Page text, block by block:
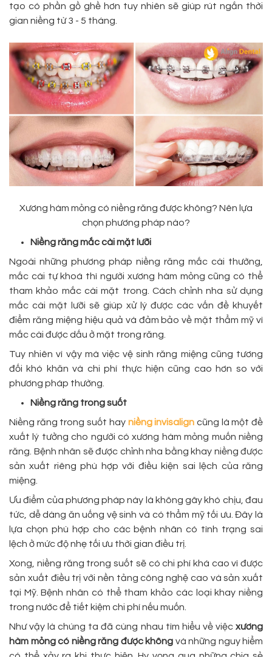
tạo có phần gồ ghề hơn tuy nhiên sẽ giúp rút ngắn thời
gian niềng từ 3 - 5 tháng.
Xương hàm mỏng có niềng răng được không? Nên lựa
chọn phương pháp nào?
Niềng răng mắc cài mặt lưỡi
Ngoài những phương pháp niềng răng mắc cài thường,
mắc cài tự khoá thì người xương hàm mỏng cũng có thể
tham khảo mắc cài mặt trong. Cách chỉnh nha sử dụng
mắc cài mặt lưỡi sẽ giúp xử lý được các vấn đề khuyết
điểm răng miệng hiệu quả và đảm bảo về mặt thẩm mỹ vì
mắc cài được dấu ở mặt trong răng.
Tuy nhiên vì vậy mà việc vệ sinh răng miệng cũng tương
đối khó khăn và chi phí thực hiện cũng cao hơn so với
phương pháp thường.
Niềng răng trong suốt
Niềng răng trong suốt hay niềng invisalign cũng là một đề
xuất lý tưởng cho người có xương hàm mỏng muốn niềng
răng. Bệnh nhân sẽ được chỉnh nha bằng khay niềng được
sản xuất riêng phù hợp với điều kiện sai lệch của răng
miệng.
Ưu điểm của phương pháp này là không gây khó chịu, đau
tức, dễ dàng ăn uống vệ sinh và có thẩm mỹ tối ưu. Đây là
lựa chọn phù hợp cho các bệnh nhân có tình trạng sai
lệch ở mức độ nhẹ tối ưu thời gian điều trị.
Xong, niềng răng trong suốt sẽ có chi phí khá cao vì được
sản xuất điều trị với nền tảng công nghệ cao và sản xuất
tại Mỹ. Bệnh nhân có thể tham khảo các loại khay niềng
trong nước để tiết kiệm chi phí nếu muốn.
Như vậy là chúng ta đã cùng nhau tìm hiểu về việc xương
hàm mỏng có niềng răng được không và những nguy hiểm